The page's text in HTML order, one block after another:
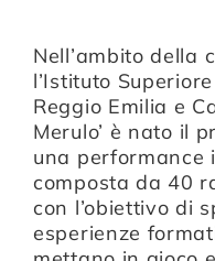
Nell’ambito della
l’Istituto
Reggio Emilia e
Merulo’ è nato il
una performance
composta da 40
con l’obiettivo di
esperienze